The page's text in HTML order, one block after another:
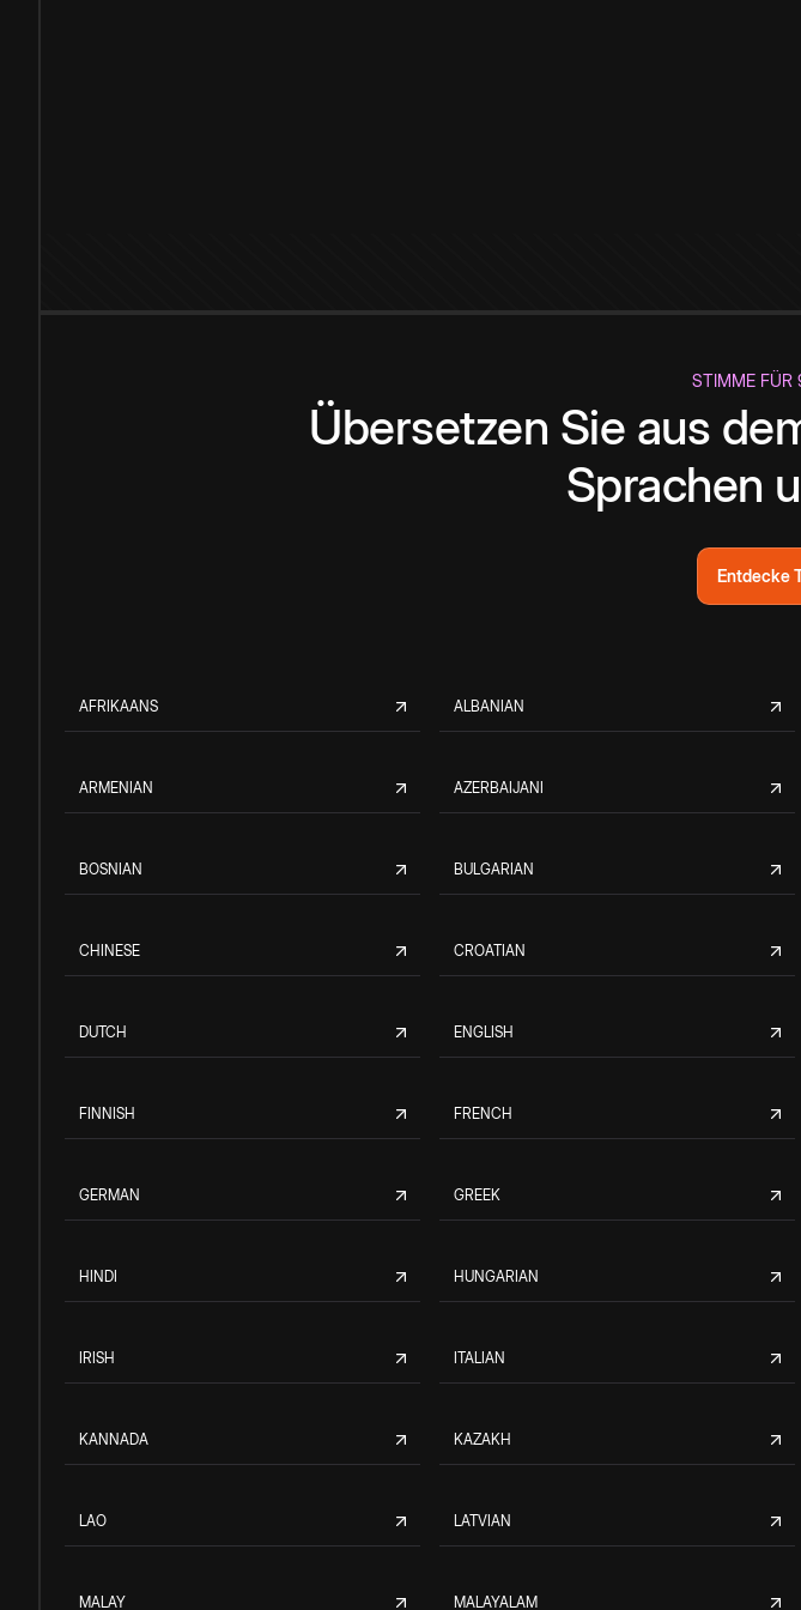
STIMME FÜR
Übersetzen Sie aus
Sprachen
Entdecke
AFRIKAANS ALBANIAN
ARMENIAN AZERBAIJANI
BOSNIAN BULGARIAN
CHINESE CROATIAN
DUTCH ENGLISH
FINNISH FRENCH
GERMAN GREEK
HINDI HUNGARIAN
IRISH ITALIAN
KANNADA KAZAKH
LAO LATVIAN
MALAY MALAYALAM